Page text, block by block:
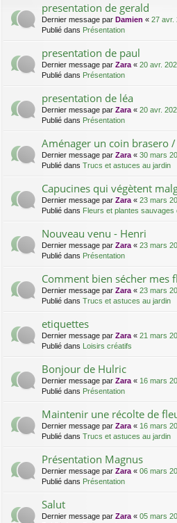
presentation de gerald
Dernier message par Damien « 27 avr.
Publié dans Présentation
presentation de paul
Dernier message par Zara « 20 avr.
Publié dans Présentation
presentation de léa
Dernier message par Zara « 20 avr.
Publié dans Présentation
Aménager un coin brasero
Dernier message par Zara « 30 mars
Publié dans Trucs et astuces au jardin
Capucines qui végètent
Dernier message par Zara « 23 mars
Publié dans Fleurs et plantes sauvages
Nouveau venu - Henri
Dernier message par Zara « 23 mars
Publié dans Présentation
Comment bien sécher mes
Dernier message par Zara « 23 mars
Publié dans Trucs et astuces au jardin
etiquettes
Dernier message par Zara « 21 mars
Publié dans
Loisirs créatifs
Bonjour de Hulric
Dernier message par Zara « 16 mars
Publié dans Présentation
Maintenir une récolte de
Dernier message par Zara « 16 mars
Publié dans Trucs et astuces au jardin
Présentation Magnus
Dernier message par Zara « 06 mars
Publié dans Présentation
Salut
Dernier message par Zara « 05 mars